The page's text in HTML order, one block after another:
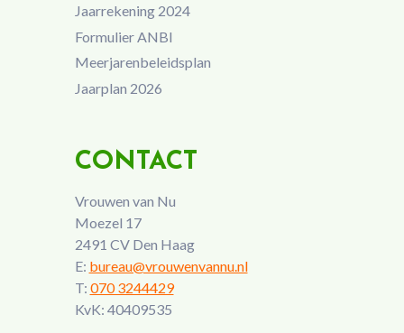
Jaarrekening 2024
Formulier ANBI
Meerjarenbeleidsplan
Jaarplan 2026
CONTACT
Vrouwen van Nu
Moezel 17
2491 CV Den Haag
E: bureau@vrouwenvannu.nl
T: 070 3244429
KvK: 40409535